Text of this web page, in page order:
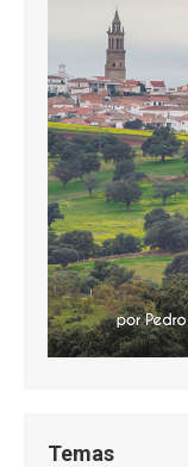
Temas